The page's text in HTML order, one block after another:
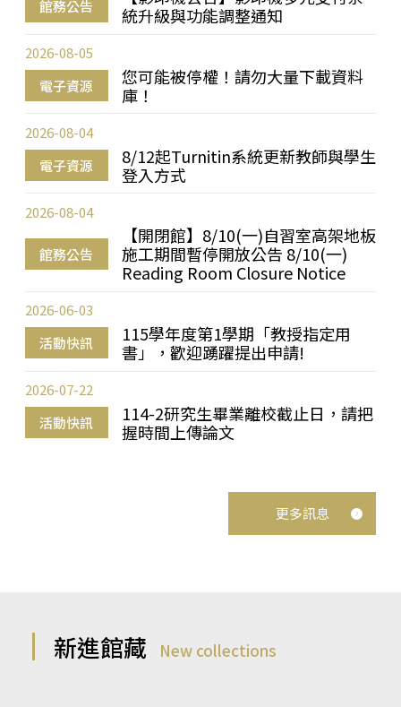
館務公告
統升級與功能調整通知
電子資源
您可能被停權！請勿大量下載資料
庫！
2026-08-05
電子資源
8/12起Turnitin系統更新教師與學生
登入方式
2026-08-04
館務公告
【開閉館】8/10(一)自習室高架地板
施工期間暫停開放公告 8/10(一)
Reading Room Closure Notice
2026-08-04
活動快訊
115學年度第1學期「教授指定用
書」，歡迎踴躍提出申請!
2026-06-03
活動快訊
114-2研究生畢業離校截止日，請把
握時間上傳論文
2026-07-22
更多訊息
新進館藏 New collections